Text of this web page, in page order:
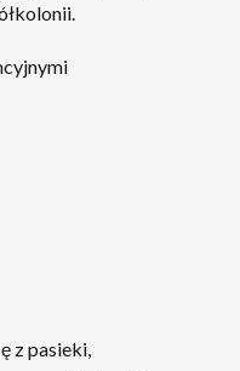
z pasieki,